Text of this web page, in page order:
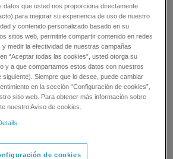
datos que usted nos proporciona directamente
para mejorar su experiencia de uso de nuestro
y contenido personalizado basado en su
sitios web, permitirle compartir contenido en redes
medir la efectividad de nuestras campañas
“Aceptar todas las cookies”, usted otorga su
y a que compartamos estos datos con nuestros
Siempre que lo desee, puede cambiar
en la sección “Configuración de cookies”,
sitio web. Para obtener más información sobre
nuestro Aviso de cookies.
de cookies